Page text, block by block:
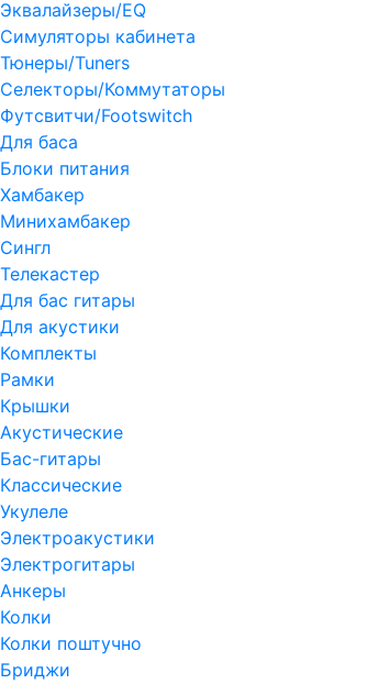
Эквалайзеры/EQ
Симуляторы кабинета
Тюнеры/Tuners
Селекторы/Коммутаторы
Футсвитчи/Footswitch
Для баса
Блоки питания
Хамбакер
Минихамбакер
Сингл
Телекастер
Для бас гитары
Для акустики
Комплекты
Рамки
Крышки
Акустические
Бас-гитары
Классические
Укулеле
Электроакустики
Электрогитары
Анкеры
Колки
Колки поштучно
Бриджи